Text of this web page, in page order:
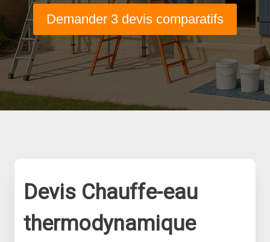
Demander 3 devis comparatifs
Devis Chauffe-eau
thermodynamique